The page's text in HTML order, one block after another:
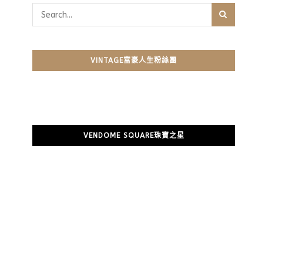
VINTAGE富豪人生粉絲團
VENDOME SQUARE珠寶之星